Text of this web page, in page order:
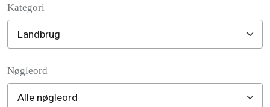
Kategori
Nøgleord